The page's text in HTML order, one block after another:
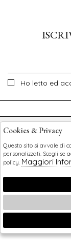
Ho letto ed
🍪
Cookies & Privacy
Questo sito si avvale di
personalizzati. Scegli se
policy. Maggiori